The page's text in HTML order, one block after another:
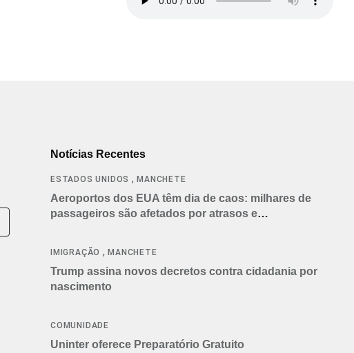
Notícias Recentes
ESTADOS UNIDOS ,MANCHETE
Aeroportos dos EUA têm dia de caos: milhares de
passageiros são afetados por atrasos e
IMIGRAÇÃO ,MANCHETE
Trump assina novos decretos contra cidadania por
nascimento
COMUNIDADE
Uninter oferece Preparatório Gratuito